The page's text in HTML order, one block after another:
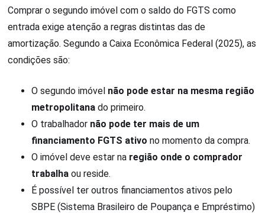
Comprar o segundo imóvel com o saldo do FGTS como
entrada exige atenção a regras distintas das de
amortização. Segundo a Caixa Econômica Federal (2025), as
condições são:
O segundo imóvel não pode estar na mesma região
metropolitana do primeiro.
O trabalhador não pode ter mais de um
financiamento FGTS ativo no momento da compra.
O imóvel deve estar na região onde o comprador
trabalha ou reside.
É possível ter outros financiamentos ativos pelo
SBPE (Sistema Brasileiro de Poupança e Empréstimo)